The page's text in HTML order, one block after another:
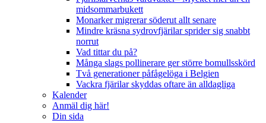
midsommarbukett
Monarker migrerar söderut allt senare
Mindre kräsna sydrovfjärilar sprider sig snabbt
norrut
Vad tittar du på?
Många slags pollinerare ger större bomullsskörd
Två generationer påfågelöga i Belgien
Vackra fjärilar skyddas oftare än alldagliga
Kalender
Anmäl dig här!
Din sida